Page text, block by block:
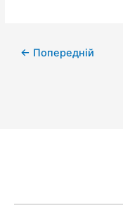
← Попередній